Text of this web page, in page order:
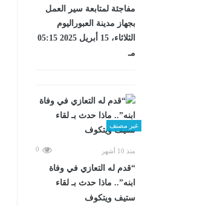
مفاجئة لمتابعة سير العمل
بجهاز مدينة العبوراليوم
الثلاثاء، 15 أبريل 2025 05:15
مـ
غير مصنف
منذ 10 أشهر 0
“قدم له التعازي في وفاة
ابنه”.. ماذا حدث بـ لقاء
ستيف ويتكوف